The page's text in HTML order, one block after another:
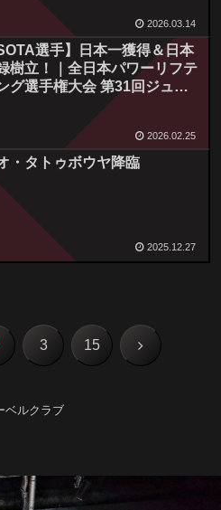
2026.03.14
SOTA選手】日本一獲得＆日本
樹立！｜全日本パワーリフテ
グ選手権大会 第31回ジュニ
ブジュニアクラシック部門
2026.02.25
・タトゥボウヤ降臨
2025.12.27
3 15 次
ベルクラブ